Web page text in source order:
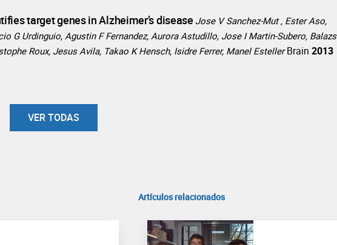
target genes in Alzheimer’s disease Jose V Sanchez-Mut , Ester Aso,
G Urdinguio, Agustin F Fernandez, Aurora Astudillo, Jose I Martin-Subero, Balazs
Roux, Jesus Avila, Takao K Hensch, Isidre Ferrer, Manel Esteller Brain 2013
VER TODAS
Artículos relacionados